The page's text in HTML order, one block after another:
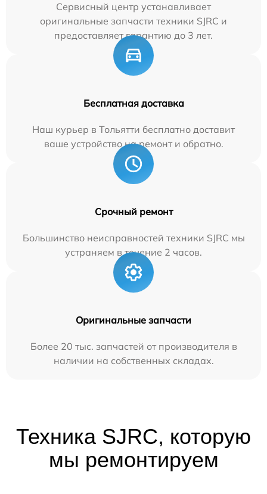
Сервисный центр устанавливает
оригинальные запчасти техники SJRC и
предоставляет гарантию до 3 лет.
Бесплатная доставка
Наш курьер в Тольятти бесплатно доставит
ваше устройство на ремонт и обратно.
Срочный ремонт
Большинство неисправностей техники SJRC мы
устраняем в течение 2 часов.
Оригинальные запчасти
Более 20 тыс. запчастей от производителя в
наличии на собственных складах.
Техника SJRC, которую
мы ремонтируем